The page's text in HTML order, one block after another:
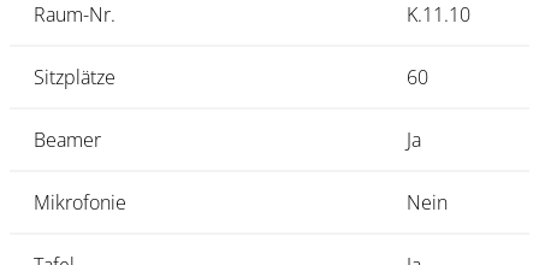
Raum-Nr. K.11.10
Sitzplätze 60
Beamer Ja
Mikrofonie Nein